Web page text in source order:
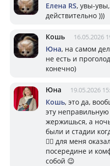
Елена RS, увы-
действительно )))
Кошь 16.05.2026
Юна, на самом
не есть и
конечно)
Юна 19.05.2026
Кошь, это да,
эту
жержишься, а
были и стадии
🤦‍♀️ для меня
посередине и
собой 😉